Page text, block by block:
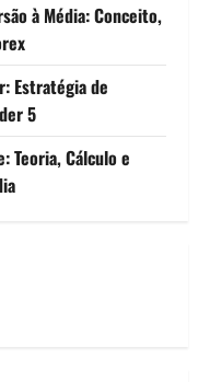
à Média: Conceito,
Estratégia de
5
Teoria, Cálculo e